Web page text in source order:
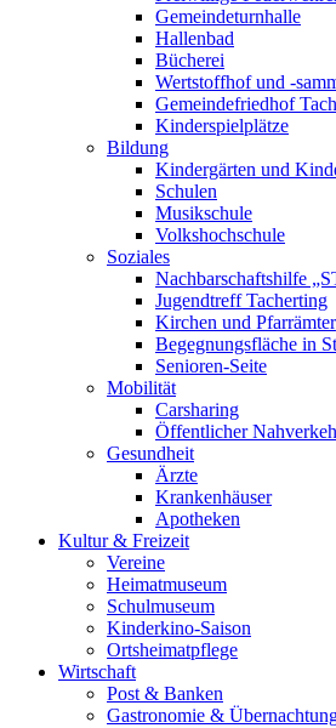
Gemeindeturnhalle
Hallenbad
Bücherei
Wertstoffhof und -
Gemeindefriedhof
Kinderspielplätze
Bildung
Kindergärten und
Schulen
Musikschule
Volkshochschule
Soziales
Nachbarschaftshilfe
Jugendtreff Tacherting
Kirchen und Pfarrämter
Begegnungsfläche in
Senioren-Seite
Mobilität
Carsharing
Öffentlicher
Gesundheit
Ärzte
Krankenhäuser
Apotheken
Kultur & Freizeit
Vereine
Heimatmuseum
Schulmuseum
Kinderkino-Saison
Ortsheimatpflege
Wirtschaft
Post & Banken
Gastronomie &